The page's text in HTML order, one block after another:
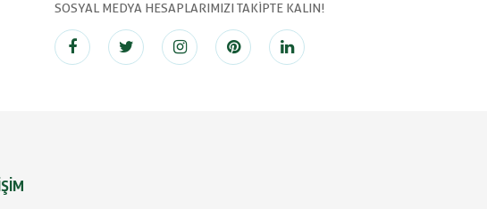
SOSYAL MEDYA HESAPLARIMIZI TAKİPTE KALIN!